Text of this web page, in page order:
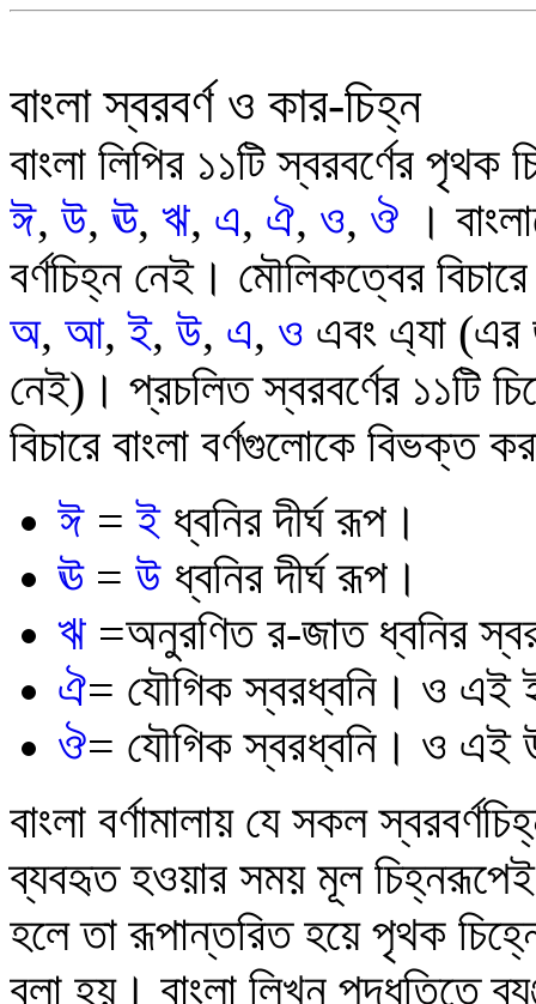
বাংলা স্বরবর্ণ ও কার-চিহ্ন
বাংলা লিপির ১১টি স্বরবর্ণের
ঈ, উ, ঊ, ঋ, এ, ঐ, ও, ঔ ।
বর্ণচিহ্ন নেই। মৌলিকত্বের
অ, আ,ই, উ, এ, ও এবং এ্যা (এর
নেই)। প্রচলিত স্বরবর্ণের ১১টি
বিচারে বাংলা বর্ণগুলোকে বিভক্ত
ঈ =ইধ্বনির দীর্ঘ রূপ।
ঊ = উ ধ্বনির দীর্ঘ রূপ।
ঋ =অনুরণিত র-জাত ধ্বনির
ঐ= যৌগিক স্বরধ্বনি। ও এই ই
ঔ= যৌগিক স্বরধ্বনি। ও এই উ
বাংলা বর্ণামালায় যে সকল
ব্যবহৃত হওয়ার সময় মূল
হলে তা রূপান্তরিত হয়ে পৃথক
বলা হয়। বাংলা লিখন পদ্ধতিতে